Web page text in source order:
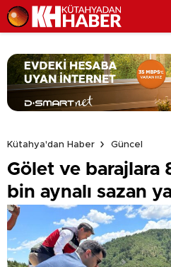
Kütahya'dan Haber
Güncel
Gölet ve barajlara
bin aynalı sazan